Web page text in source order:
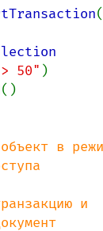
50" )
()
в
и